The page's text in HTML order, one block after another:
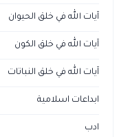
آيات الله في خلق الحيوان
آيات الله في خلق الكون
آيات الله في خلق النباتات
ابداعات اسلامية
ادب